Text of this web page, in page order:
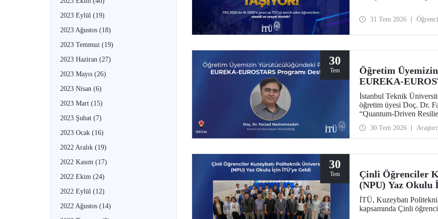
2023 Eylül (19)
2023 Ağustos (18)
2023 Temmuz (19)
2023 Haziran (27)
2023 Mayıs (26)
2023 Nisan (6)
2023 Mart (15)
2023 Şubat (7)
2023 Ocak (16)
2022 Aralık (19)
2022 Kasım (17)
2022 Ekim (24)
2022 Eylül (12)
2022 Ağustos (14)
31 Tem 2026 Öğrenci
30
Tem
Öğretim
EUREKA-
İstanbul Teknik
öğretim üyesi Doç. Dr.
“Quantum-Driven
kapsamında
30 Tem 2026
30
Tem
Çinli Öğrenciler
(NPU) Yaz Okulu
İTÜ, Kuzeybatı
kapsamında Çinli